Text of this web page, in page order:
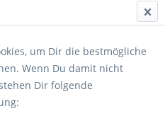
um Dir die bestmögliche
Wenn Du damit nicht
Dir folgende